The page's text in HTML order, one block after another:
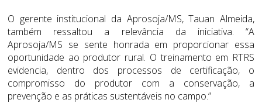
O gerente institucional da Aprosoja/MS, Tauan Almeida,
também ressaltou a relevância da iniciativa. “A
Aprosoja/MS se sente honrada em proporcionar essa
oportunidade ao produtor rural. O treinamento em RTRS
evidencia, dentro dos processos de certificação, o
compromisso do produtor com a conservação, a
prevenção e as práticas sustentáveis no campo.”